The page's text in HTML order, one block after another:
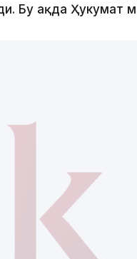
Бу ҳақда Ҳукумат